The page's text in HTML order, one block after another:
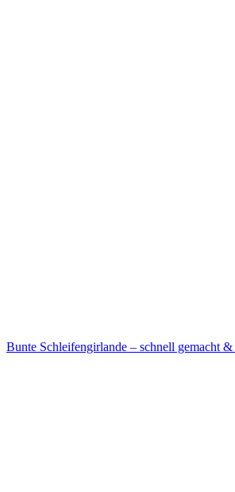
Bunte Schleifengirlande – schnell gemacht